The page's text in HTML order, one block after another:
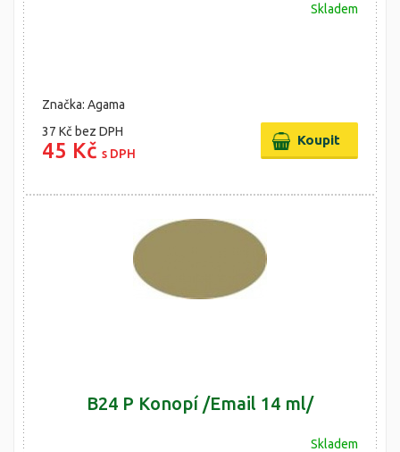
Skladem
Značka: Agama
37 Kč bez DPH
45 Kč s DPH
B24 P Konopí /Email 14 ml/
Skladem